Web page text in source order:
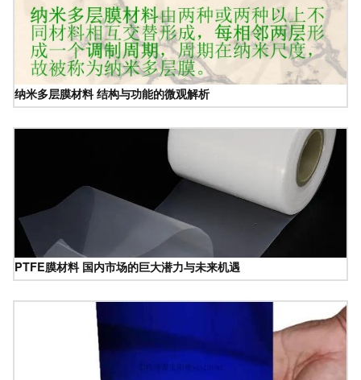
纳米多层膜材料 结构与功能的微观解析
PTFE膜材料 国内市场的巨大潜力与未来机遇